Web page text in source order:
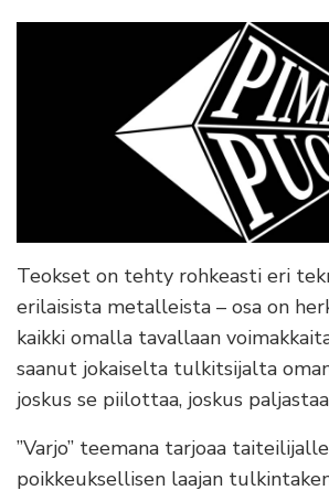
Teokset on tehty rohkeasti eri
erilaisista metalleista – osa on
kaikki omalla tavallaan
saanut jokaiselta tulkitsijalta
joskus se piilottaa, joskus
”Varjo” teemana tarjoaa taiteilijalle
poikkeuksellisen laajan